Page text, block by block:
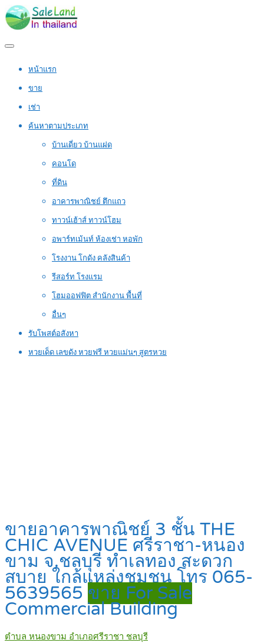
หน้าแรก
ขาย
เช่า
ค้นหาตามประเภท
บ้านเดี่ยว บ้านแฝด
คอนโด
ที่ดิน
อาคารพาณิชย์ ตึกแถว
ทาวน์เฮ้าส์ ทาวน์โฮม
อพาร์ทเม้นท์ ห้องเช่า หอพัก
โรงงาน โกดัง คลังสินค้า
รีสอร์ท โรงแรม
โฮมออฟฟิต สำนักงาน พื้นที่
อื่นๆ
รับโพสต์อสังหา
หวยเด็ด เลขดัง หวยฟรี หวยแม่นๆ สูตรหวย
ขายอาคารพาณิชย์ 3 ชั้น THE
CHIC AVENUE ศรีราชา-หนอง
ขาม จ.ชลบุรี ทำเลทอง สะดวก
สบาย ใกล้แหล่งชุมชน โทร 065-
5639565 ขาย For Sale
Commercial Building
ตำบล หนองขาม อำเภอศรีราชา ชลบุรี